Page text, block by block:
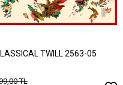
TWILL 2563-05
TL